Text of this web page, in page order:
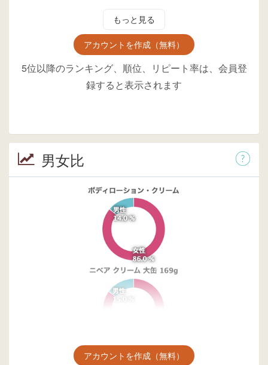
もっと見る
アカウントを作成（無料）
5位以降のランキング、順位、リピート率は、会員登
録すると表示されます
男女比
アカウントを作成（無料）